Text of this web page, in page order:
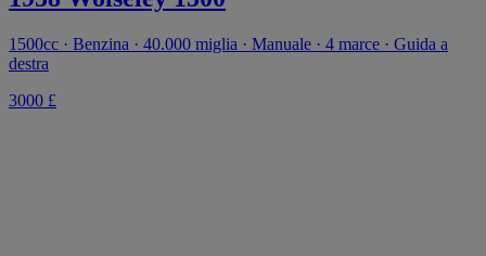
1500cc · Benzina · 40.000 miglia · Manuale · 4 marce · Guida a
destra
3000 £